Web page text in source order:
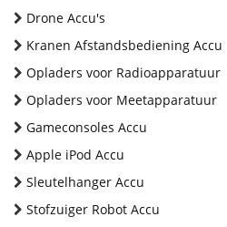
Drone Accu's
Kranen Afstandsbediening Accu
Opladers voor Radioapparatuur
Opladers voor Meetapparatuur
Gameconsoles Accu
Apple iPod Accu
Sleutelhanger Accu
Stofzuiger Robot Accu